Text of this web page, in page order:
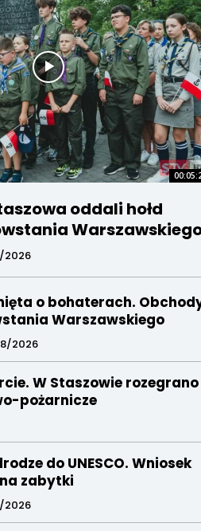
oddali hołd
o bohaterach.
Warszawskiego
2026
W Staszowie rozegrano
pożarnicze
do UNESCO. Wniosek
zabytki